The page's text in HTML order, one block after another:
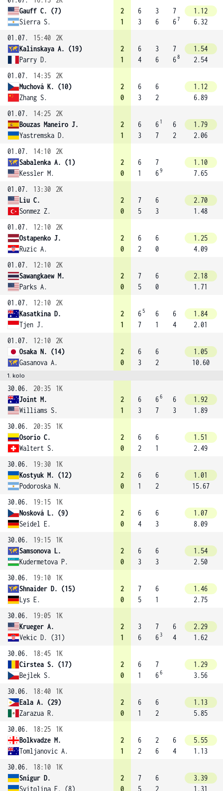
Gauff C. (7)
Sierra S.
2
1
6
3
3
6
7
67
1.12
6.32
01.07.
15:40
2K
Kalinskaya A. (19)
Parry D.
2
1
6
4
3
6
7
68
1.54
2.54
01.07.
14:35
2K
Muchová K. (10)
Zhang S.
2
0
6
3
6
2
1.12
6.89
01.07.
14:25
2K
Bouzas Maneiro J.
Yastremska D.
2
1
6
3
6 1
7
6
2
1.79
2.06
01.07.
14:10
2K
Sabalenka A. (1)
Kessler M.
2
0
6
1
7
69
1.10
7.65
01.07.
13:30
2K
Liu C.
Sonmez Z.
2
0
7
5
6
3
2.70
1.48
01.07.
12:10
2K
Ostapenko J.
Ruzic A.
2
0
6
2
6
0
1.25
4.09
01.07.
12:10
2K
Sawangkaew M.
Parks A.
2
0
7
5
6
0
2.18
1.71
01.07.
12:10
2K
Kasatkina D.
Tjen J.
2
1
6 5
7
6
1
6
4
1.84
2.01
01.07.
12:10
2K
Osaka N. (14)
Gasanova A.
2
0
6
3
6
2
1.05
10.60
1. kolo
30.06. 20:35
1K
Joint M.
Williams S.
2
1
6
3
66
7
6
3
1.92
1.89
30.06.
20:35
1K
Osorio C.
Waltert S.
2
0
6
2
6
1
1.51
2.49
30.06.
19:30
1K
Kostyuk M. (12)
Podoroska N.
2
0
6
1
6
2
1.01
15.67
30.06.
19:15
1K
Nosková L. (9)
Seidel E.
2
0
6
4
6
3
1.07
8.09
30.06.
19:15
1K
Samsonova L.
Kudermetova P.
2
0
6
3
6
3
1.54
2.50
30.06.
19:10
1K
Shnaider D. (15)
Lys E.
2
0
7
5
6
1
1.46
2.75
30.06.
19:05
1K
Krueger A.
Vekic D. (31)
2
1
3
6
7
6 3
6
4
2.29
1.62
30.06.
18:45
1K
Cirstea S. (17)
Bejlek S.
2
0
6
1
7
66
1.29
3.56
30.06.
18:40
1K
Eala A. (29)
Zarazua R.
2
0
6
1
6
2
1.13
5.85
30.06.
18:25
1K
Bolkvadze M.
Tomljanovic A.
2
1
6
2
2
6
6
4
5.55
1.13
30.06.
18:10
1K
Snigur D.
Svitolina E. (8)
2
0
7
5
6
2
3.39
1.31